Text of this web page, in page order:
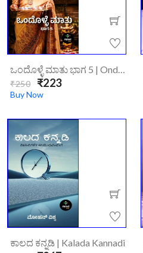
ಒಂದೊಳ್ಳೆ ಮಾತು ಭಾಗ 5 | Ondolle Maatu-5
₹250 ₹223
Buy Now
ಕಾಲದ ಕನ್ನಡಿ | Kalada Kannadi